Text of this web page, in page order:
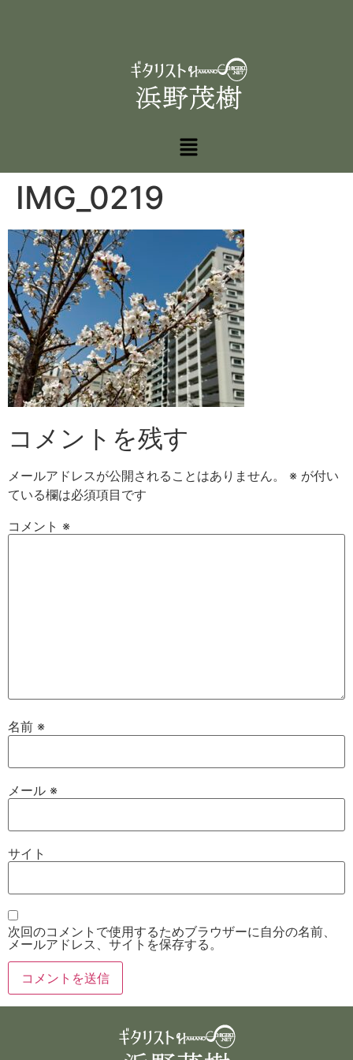
IMG_0219
コメントを残す
メールアドレスが公開されることはありません。 ※ が付い
ている欄は必須項目です
コメント ※
名前 ※
メール ※
サイト
次回のコメントで使用するためブラウザーに自分の名前、
メールアドレス、サイトを保存する。